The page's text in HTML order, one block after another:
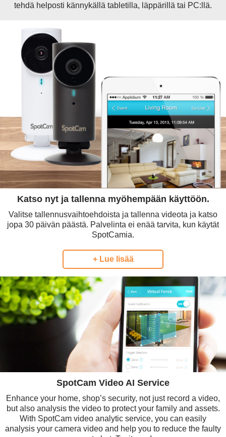
tehdä helposti kännykällä tabletilla, läppärillä tai PC:llä.
Katso nyt ja tallenna myöhempään käyttöön.
Valitse tallennusvaihtoehdoista ja tallenna videota ja katso
jopa 30 päivän päästä. Palvelinta ei enää tarvita, kun käytät
SpotCamia.
+ Lue lisää
SpotCam Video AI Service
Enhance your home, shop’s security, not just record a video,
but also analysis the video to protect your family and assets.
With SpotCam video analytic service, you can easily
analysis your camera video and help you to reduce the faulty